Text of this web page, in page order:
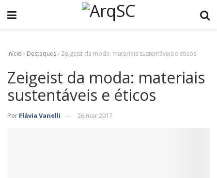
Início › Destaques› Zeigeist da moda: materiais sustentáveis e éticos
Zeigeist da moda: materiais
sustentáveis e éticos
Por Flávia Vanelli 26 mar 2017